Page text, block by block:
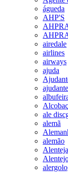
águeda
AHP'S
airedale
airlines
airways
ajuda
ale
alemã
alemão